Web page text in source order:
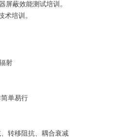
屏蔽效能测试培训。
术培训。
射
单易行
转移阻抗、耦合衰减